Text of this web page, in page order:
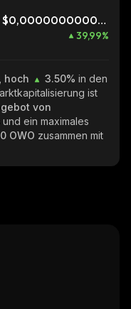
$0,0000000000133
39,99%
hoch 3.50% in den
ist
von
und ein maximales
OWO zusammen mit